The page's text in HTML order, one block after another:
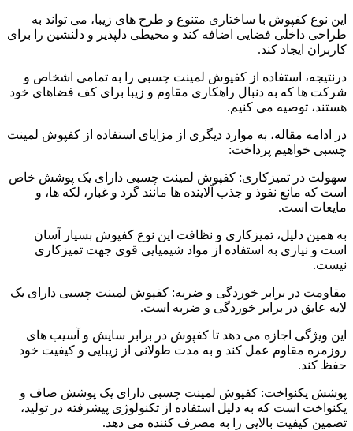
این نوع کفپوش با ساختاری متنوع و طرح های زیبا، می تواند به
طراحی داخلی فضایی اضافه کند و محیطی دلپذیر و دلنشین را برای
کاربران ایجاد کند.
درنتیجه، استفاده از کفپوش لمینت چسبی را به تمامی اشخاص و
شرکت ها که به دنبال راهکاری مقاوم و زیبا برای کف فضاهای خود
هستند، توصیه می کنیم.
در ادامه مقاله، به موارد دیگری از مزایای استفاده از کفپوش لمینت
چسبی خواهیم پرداخت:
سهولت در تمیزکاری: کفپوش لمینت چسبی دارای یک پوشش خاص
است که مانع نفوذ و جذب آلاینده ها مانند گرد و غبار، لکه ها، و
مایعات است.
به همین دلیل، تمیزکاری و نظافت این نوع کفپوش بسیار آسان
است و نیازی به استفاده از مواد شیمیایی قوی جهت تمیزکاری
نیست.
مقاومت در برابر خوردگی و ضربه: کفپوش لمینت چسبی دارای یک
لایه عایق در برابر خوردگی و ضربه است.
این ویژگی اجازه می دهد تا کفپوش در برابر سایش و آسیب های
روزمره مقاوم عمل کند و به مدت طولانی از زیبایی و کیفیت خود
حفظ کند.
پوشش یکنواخت: کفپوش لمینت چسبی دارای یک پوشش صاف و
یکنواخت است که به دلیل استفاده از تکنولوژی پیشرفته در تولید،
تضمین کیفیت بالایی را به مصرف کننده می دهد.